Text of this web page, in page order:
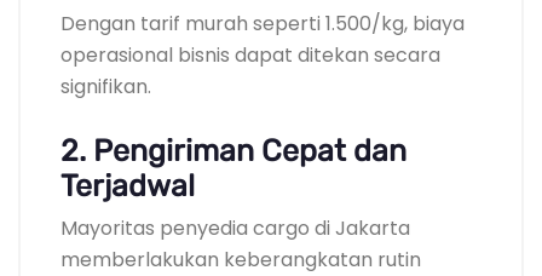
Dengan tarif murah seperti 1.500/kg, biaya
operasional bisnis dapat ditekan secara
signifikan.
2. Pengiriman Cepat dan
Terjadwal
Mayoritas penyedia cargo di Jakarta
memberlakukan keberangkatan rutin